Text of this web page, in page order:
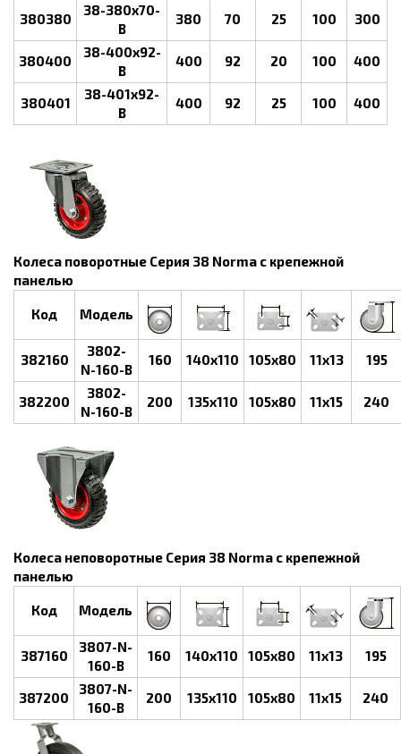
380380
38-380х70-
B
380 70 25 100 300
380400
38-400х92-
В
400 92 20 100 400
380401
38-401х92-
В
400 92 25 100 400
Колеса поворотные Серия 38 Norma с крепежной
панелью
Код Модель
382160
3802-
N-160-B
160 140х110 105х80 11х13 195
382200
3802-
N-160-B
200 135х110 105х80 11х15 240
Колеса неповоротные Серия 38 Norma с крепежной
панелью
Код Модель
387160
3807-N-
160-B
160 140х110 105х80 11х13 195
387200
3807-N-
160-B
200 135х110 105х80 11х15 240